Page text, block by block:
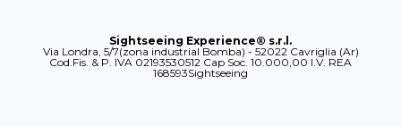
Sightseeing Experience® s.r.l.
Via Londra, 5/7(zona industrial Bomba) - 52022 Cavriglia (Ar)
Cod.Fis. & P. IVA 02193530512 Cap Soc. 10.000,00 I.V. REA
168593Sightseeing